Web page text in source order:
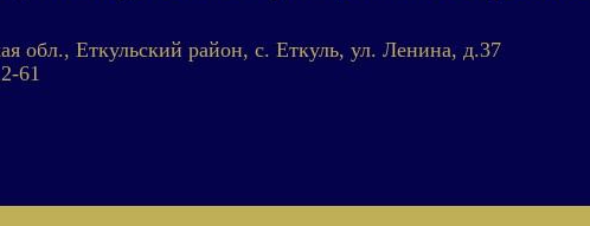
обл., Еткульский район, с. Еткуль, ул. Ленина, д.37
61